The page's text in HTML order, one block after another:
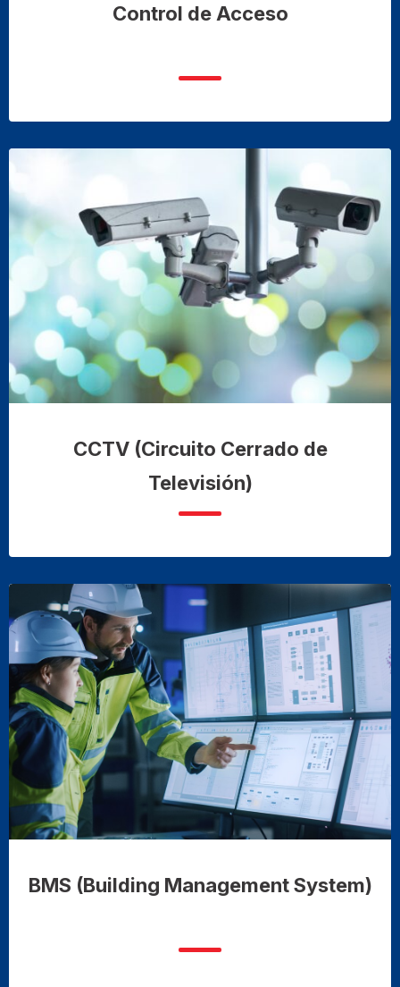
Control de Acceso
CCTV (Circuito Cerrado de
Televisión)
BMS (Building Management System)